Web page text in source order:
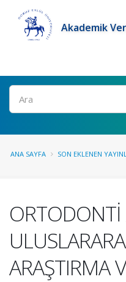
Akademik
Ara
ANA SAYFA SON EKLENEN
ARAŞTIRMA